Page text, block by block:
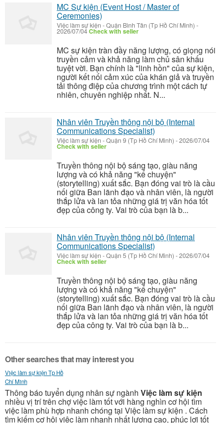
MC Sự kiện (Event Host / Master of
Ceremonies)
Việc làm sự kiện -Quận Bình Tân (Tp Hồ Chí Minh) -
2026/07/04Check with seller
MC sự kiện tràn đầy năng lượng, có giọng nói
truyền cảm và khả năng làm chủ sân khấu
tuyệt vời. Bạn chính là "linh hồn" của sự kiện,
người kết nối cảm xúc của khán giả và truyền
tải thông điệp của chương trình một cách tự
nhiên, chuyên nghiệp nhất. N...
Nhân viên Truyền thông nội bộ (Internal
Communications Specialist)
Việc làm sự kiện -Quận 9 (Tp Hồ Chí Minh) -2026/07/04
Check with seller
Truyền thông nội bộ sáng tạo, giàu năng
lượng và có khả năng "kể chuyện"
(storytelling) xuất sắc. Bạn đóng vai trò là cầu
nối giữa Ban lãnh đạo và nhân viên, là người
thắp lửa và lan tỏa những giá trị văn hóa tốt
đẹp của công ty. Vai trò của bạn là b...
Nhân viên Truyền thông nội bộ (Internal
Communications Specialist)
Việc làm sự kiện -Quận 5 (Tp Hồ Chí Minh) -2026/07/04
Check with seller
Truyền thông nội bộ sáng tạo, giàu năng
lượng và có khả năng "kể chuyện"
(storytelling) xuất sắc. Bạn đóng vai trò là cầu
nối giữa Ban lãnh đạo và nhân viên, là người
thắp lửa và lan tỏa những giá trị văn hóa tốt
đẹp của công ty. Vai trò của bạn là b...
Other searches that may interest you
Việc làm sự kiện Tp Hồ
Chí Minh
Thông báo tuyển dụng nhân sự ngành Việc làm sự kiện
nhiều vị trí trên chợ việc làm tốt với hàng nghìn cơ hội tìm
việc làm phù hợp nhanh chóng tại Việc làm sự kiện . Cách
tìm kiếm cơ hôi việc làm nhanh nhất lương cao, phúc lợi tốt